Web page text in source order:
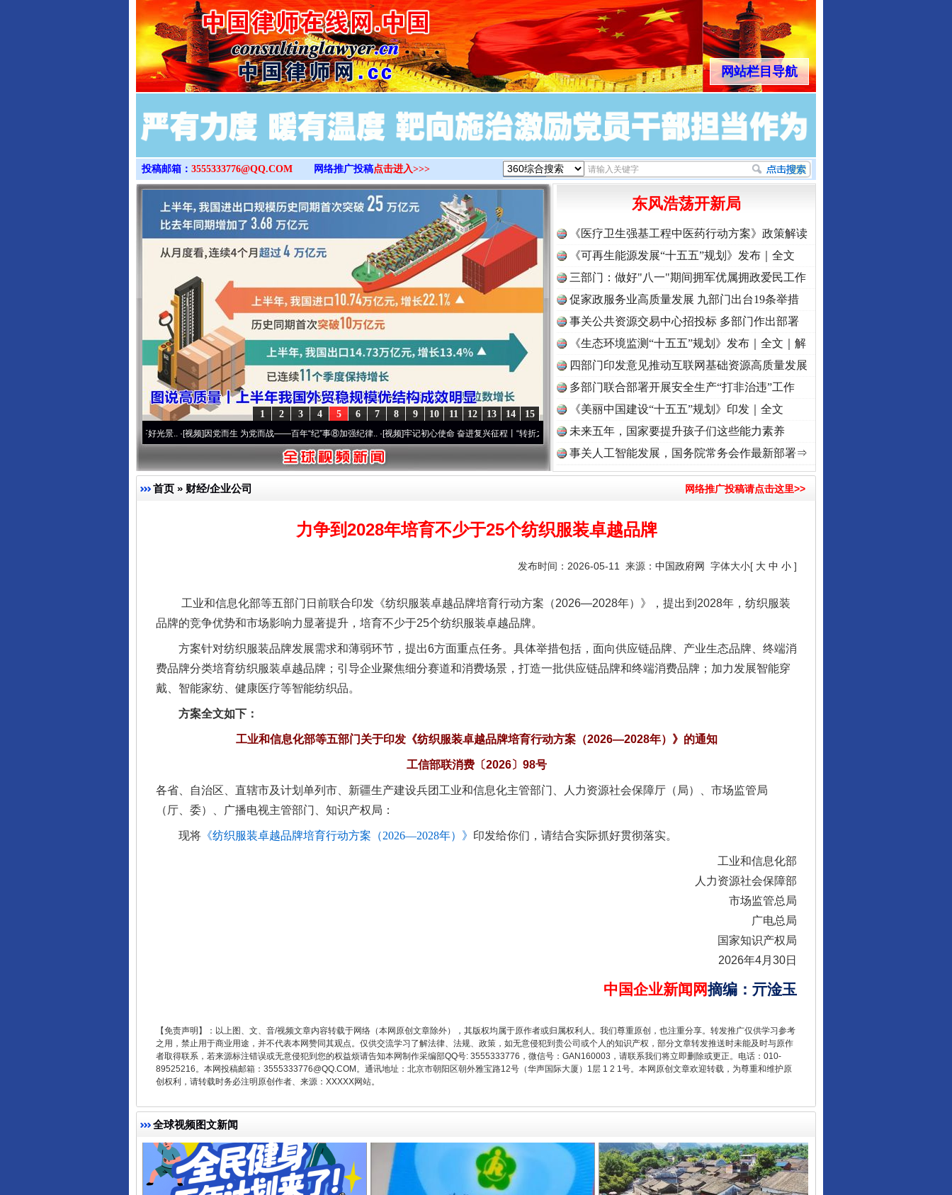
>
网站栏目导航
投稿邮箱： 3555333776@QQ.COM 网络推广投稿点击进入>>>
15
14
13
12
11
10
9
8
7
6
5
4
3
2
1
·[视频]因党而生 为党而战——百年“纪”事⑧加强纪律..·[视频]牢记初心使命 奋进复兴征程丨“转折之城”激荡.. ·[视频] 牢记初心使命 奋进复兴征程丨红船起航处 潮起..·[视频]一首歌的时间，读懂乐至的“诗与远方”
东风浩荡开新局
《医疗卫生强基工程中医药行动方案》政策解读
《可再生能源发展“十五五”规划》发布｜全文
三部门：做好"八一"期间拥军优属拥政爱民工作
促家政服务业高质量发展 九部门出台19条举措
事关公共资源交易中心招投标 多部门作出部署
《生态环境监测“十五五”规划》发布｜全文｜解
读
四部门印发意见推动互联网基础资源高质量发展
多部门联合部署开展安全生产“打非治违”工作
《美丽中国建设“十五五”规划》印发｜全文
未来五年，国家要提升孩子们这些能力素养
事关人工智能发展，国务院常务会作最新部署⇒
首页 » 财经/企业公司 网络推广投稿请点击这里>>
力争到2028年培育不少于25个纺织服装卓越品牌
发布时间：2026-05-11 来源： 中国政府网 字体大小[ 大 中 小 ]
工业和信息化部等五部门日前联合印发《纺织服装卓越品牌培育行动方案（2026—2028年）》，提出到2028年，纺织服装
品牌的竞争优势和市场影响力显著提升，培育不少于25个纺织服装卓越品牌。
方案针对纺织服装品牌发展需求和薄弱环节，提出6方面重点任务。具体举措包括，面向供应链品牌、产业生态品牌、终端消
费品牌分类培育纺织服装卓越品牌；引导企业聚焦细分赛道和消费场景，打造一批供应链品牌和终端消费品牌；加力发展智能穿
戴、智能家纺、健康医疗等智能纺织品。
方案全文如下：
工业和信息化部等五部门关于印发《纺织服装卓越品牌培育行动方案（2026—2028年）》的通知
工信部联消费〔2026〕98号
各省、自治区、直辖市及计划单列市、新疆生产建设兵团工业和信息化主管部门、人力资源社会保障厅（局）、市场监管局
（厅、委）、广播电视主管部门、知识产权局：
现将 《纺织服装卓越品牌培育行动方案（2026—2028年）》 印发给你们，请结合实际抓好贯彻落实。
工业和信息化部
人力资源社会保障部
市场监管总局
广电总局
国家知识产权局
2026年4月30日
中国企业新闻网摘编 ： 亓淦玉
【免责声明】：以上图、文、音/视频文章内容转载于网络（本网原创文章除外），其版权均属于原作者或归属权利人。我们尊重原创，也注重分享。转发推广仅供学习参考
之用，禁止用于商业用途，并不代表本网赞同其观点。仅供交流学习了解法律、法规、政策，如无意侵犯到贵公司或个人的知识产权，部分文章转发推送时未能及时与原作
者取得联系，若来源标注错误或无意侵犯到您的权益烦请告知本网制作采编部QQ号: 3555333776，微信号：GAN160003，请联系我们将立即删除或更正。电话：010-
89525216。本网投稿邮箱：3555333776@QQ.COM。通讯地址：北京市朝阳区朝外雅宝路12号（华声国际大厦）1层 1 2 1号。本网原创文章欢迎转载，为尊重和维护原
创权利，请转载时务必注明原创作者、来源：XXXXX网站。
全球视频图文新闻
完善运行机制助力责任有效落实 一纸欠条伤亲情 巡回调解促和解.. 行业协会接连发公告
东山县通报“牛蛙产品抗生素超标问题” 法徽映军营 权益有保障 让核能赋能千行百业
千年窑火 生生不息 一批国家标准开始实施 从数据变化看反腐深化
揭开“小金库”的免责幌子 以产业富民促振兴 酒驾未被当场查获能处罚吗
受贿1.44亿！段成刚被判无期 从幼儿园到大学，有这些资助 “后车司机肯定在骂我”